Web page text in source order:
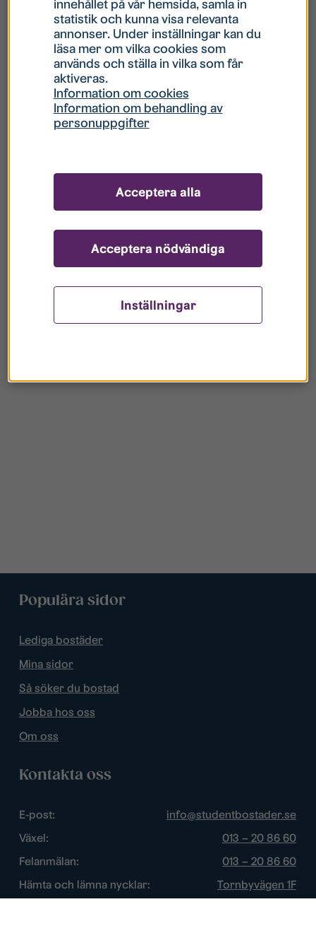
Hur gör jag om mitt konto är låst?
Hur gör jag när jag glömt mitt lösenord?
Vad innebär Gästkonto/Gästanvändare?
Populära sidor
Lediga bostäder
Mina sidor
Så söker du bostad
Jobba hos oss
Om oss
Kontakta oss
E-post:
info@studentbostader.se
Växel:
013 – 20 86 60
Felanmälan:
013 – 20 86 60
Hämta och lämna nycklar:
Tornbyvägen 1F
innehållet på vår hemsida, samla in
statistik och kunna visa relevanta
annonser. Under inställningar kan du
läsa mer om vilka cookies som
används och ställa in vilka som får
aktiveras.
Information om cookies
Information om behandling av
personuppgifter
Inställningar
Acceptera nödvändiga
Acceptera alla